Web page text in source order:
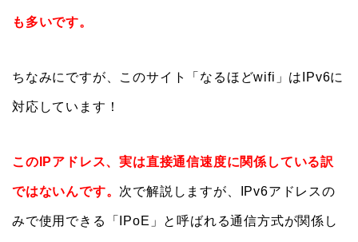
も多いです。
ちなみにですが、このサイト「なるほどwifi」はIPv6に
対応しています！
このIPアドレス、実は直接通信速度に関係している訳
ではないんです。 次で解説しますが、IPv6アドレスの
みで使用できる「IPoE」と呼ばれる通信方式が関係し